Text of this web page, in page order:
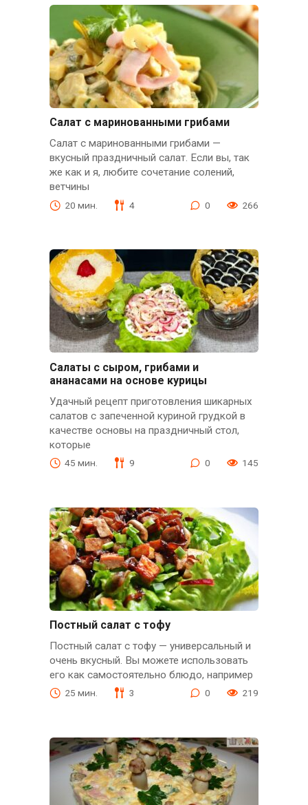
Салат с маринованными грибами
Салат с маринованными грибами —
вкусный праздничный салат. Если вы, так
же как и я, любите сочетание солений,
ветчины
20 мин. 4 0 266
Салаты с сыром, грибами и
ананасами на основе курицы
Удачный рецепт приготовления шикарных
салатов с запеченной куриной грудкой в
качестве основы на праздничный стол,
которые
45 мин. 9 0 145
Постный салат с тофу
Постный салат с тофу — универсальный и
очень вкусный. Вы можете использовать
его как самостоятельно блюдо, например
25 мин. 3 0 219